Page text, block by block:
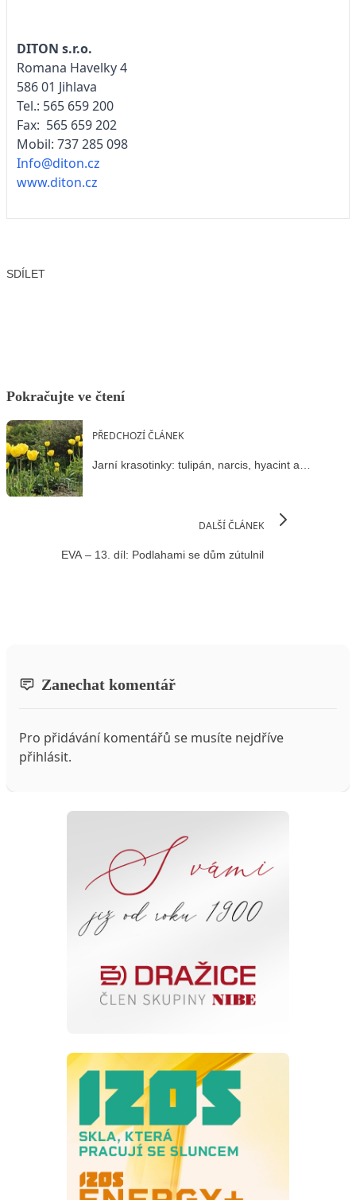
DITON s.r.o.
Romana Havelky 4
586 01 Jihlava
Tel.: 565 659 200
Fax: 565 659 202
Mobil: 737 285 098
Info@diton.cz
www.diton.cz
SDÍLET
Pokračujte ve čtení
PŘEDCHOZÍ ČLÁNEK
Jarní krasotinky: tulipán, narcis, hyacint a…
DALŠÍ ČLÁNEK
EVA – 13. díl: Podlahami se dům zútulnil
Zanechat komentář
Pro přidávání komentářů se musíte nejdříve
přihlásit.